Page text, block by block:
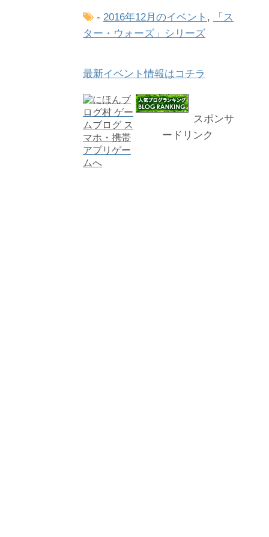
- 2016年12月のイベント ,
「ス
ター・ウォーズ」シリーズ
最新イベント情報はコチラ
スポンサ
ードリンク